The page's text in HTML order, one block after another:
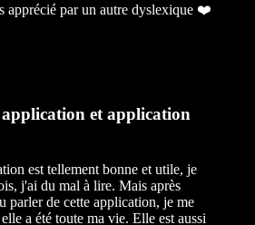
apprécié par un autre dyslexique ❤️
et application
est tellement bonne et utile, je
j'ai du mal à lire. Mais après
parler de cette application, je me
a été toute ma vie. Elle est aussi